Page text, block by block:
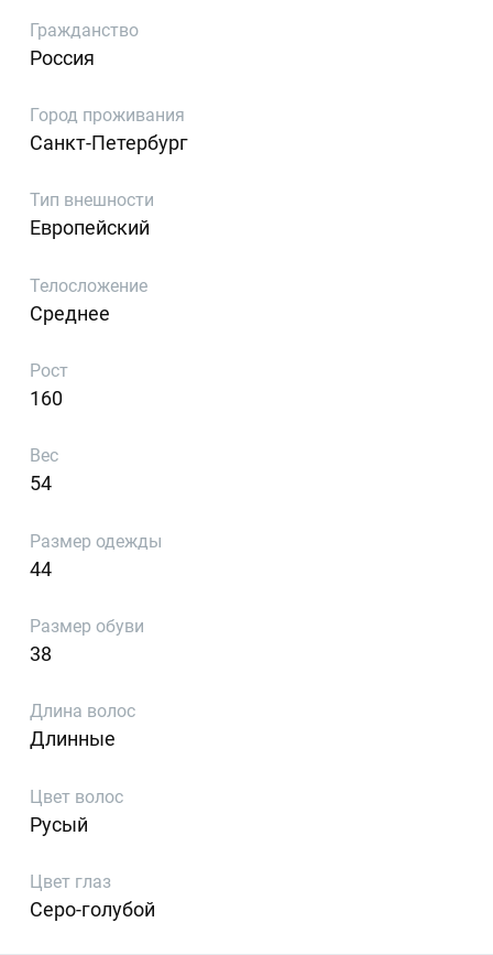
Гражданство
Россия
Город проживания
Санкт-Петербург
Тип внешности
Европейский
Телосложение
Среднее
Рост
160
Вес
54
Размер одежды
44
Размер обуви
38
Длина волос
Длинные
Цвет волос
Русый
Цвет глаз
Серо-голубой